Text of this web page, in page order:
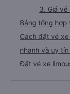
3. Giá vé
Bảng tổng hợp
Cách đặt vé
nhanh và uy
Đặt vé xe